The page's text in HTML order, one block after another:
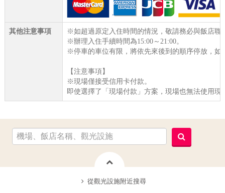
其他注意事項
※如超過原定入住時間的情況，敬請務必與飯店聯
※辦理入住手續時間為15:00～21:00。
※停車的車位有限，將依先來後到的順序停放，
【注意事項】
※現場僅接受信用卡付款。
即使選擇了「現場付款」方案，現場也無法使用現
從觀光設施附近搜尋